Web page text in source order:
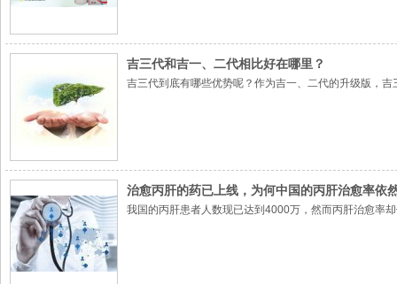
吉三代和吉一、二代相比好在哪里？
吉三代到底有哪些优势呢？作为吉一、二代的升级版，吉
治愈丙肝的药已上线，为何中国的丙肝治愈率依
我国的丙肝患者人数现已达到4000万，然而丙肝治愈率